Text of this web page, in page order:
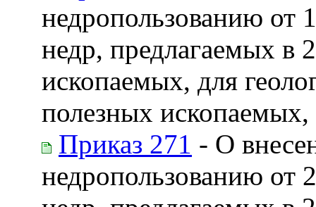
недропользованию от
недр, предлагаемых в
ископаемых, для
полезных
Приказ 271 - О
недропользованию от